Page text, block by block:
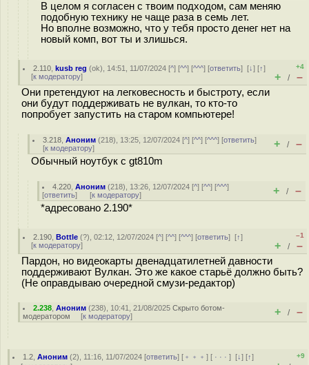
В целом я согласен с твоим подходом, сам меняю
подобную технику не чаще раза в семь лет.
Но вполне возможно, что у тебя просто денег нет на
новый комп, вот ты и злишься.
2.110 ,kusb reg (ok), 14:51, 11/07/2024 [^] [^^] [^^^] [ответить][↓] [↑]
[к модератору]
+4
+ / –
Они претендуют на легковесность и быстроту, если
они будут поддерживать не вулкан, то кто-то
попробует запустить на старом компьютере!
3.218 ,Аноним (218), 13:25, 12/07/2024 [^] [^^] [^^^] [ответить]
[к модератору] + / –
Обычный ноутбук с gt810m
4.220 ,Аноним (218), 13:26, 12/07/2024 [^] [^^] [^^^]
[ответить] [к модератору] + / –
*адресовано 2.190*
2.190 ,Bottle (?), 02:12, 12/07/2024 [^] [^^] [^^^] [ответить][↑]
[к модератору]
–1
+ / –
Пардон, но видеокарты двенадцатилетней давности
поддерживают Вулкан. Это же какое старьё должно быть?
(Не оправдываю очередной смузи-редактор)
2.238 ,Аноним (238), 10:41, 21/08/2025Скрыто ботом-
модератором [к модератору] + / –
1.2 ,Аноним (2), 11:16, 11/07/2024 [ответить] [ ﹢﹢﹢] [ · · ·][↓] [↑]
+9